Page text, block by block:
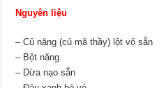
Nguyên liệu
– Củ năng (củ mã thầy) lột vỏ sẵn
– Bột năng
– Dừa nạo sẵn